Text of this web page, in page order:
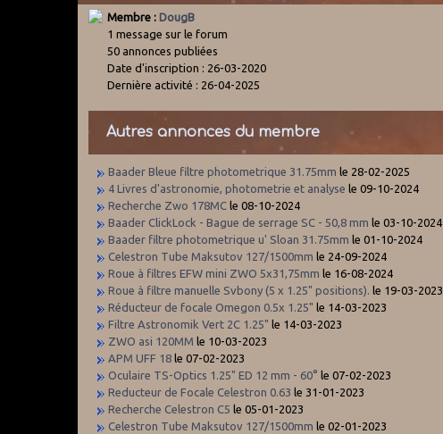
Membre : DougB
1 message sur le forum
50 annonces publiées
Date d'inscription : 26-03-2020
Dernière activité : 26-04-2025
Autres annonces du membre
Baader Bleue filtre photometrique 31.75mm le 28-02-2025
4 Livres d'astronomie, photometrie et analyse le 09-10-2024
Recherche Zwo 178MC le 08-10-2024
Baader ClickLock - Bague de serrage SC - 50,8 mm le 03-10-2024
Baader filtre photometrique u' Sloan 31.75mm le 01-10-2024
Celestron Tube Maksutov 127/1500mm le 24-09-2024
Roue à filtres EFW mini ZWO 5x31,75mm le 16-08-2024
Roue à filtre manuelle Svbony (5 x 1.25" positions). le 19-03-2023
Réducteur de focale Omegon 0.5x 1.25" le 14-03-2023
Filtre Astronomik Vert 2C 1.25" le 14-03-2023
ZWO asi 120MM le 10-03-2023
APM UFF 18 le 07-02-2023
Oculaire TS-Optics 1.25" ED 12 mm - 60° le 07-02-2023
Reducteur de Focale Celestron 0.63 le 31-01-2023
Recherche Celestron C5 le 05-01-2023
Celestron Tube Maksutov 127/1500mm le 02-01-2023